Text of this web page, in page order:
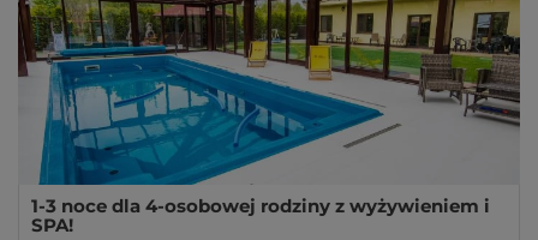
1-3 noce dla 4-osobowej rodziny z wyżywieniem i
SPA!